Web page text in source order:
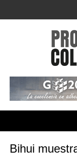
Bihui